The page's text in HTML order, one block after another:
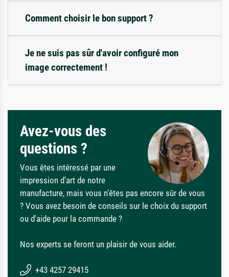
Comment choisir le bon support ?
Je ne suis pas sûr d'avoir configuré mon
image correctement !
Avez-vous des
questions ?
Vous êtes intéressé par une
impression d'art de notre
manufacture, mais vous n'êtes pas encore sûr de vous
? Vous avez besoin de conseils sur le choix du support
ou d'aide pour la commande ?
Nos experts se feront un plaisir de vous aider.
+43 4257 29415